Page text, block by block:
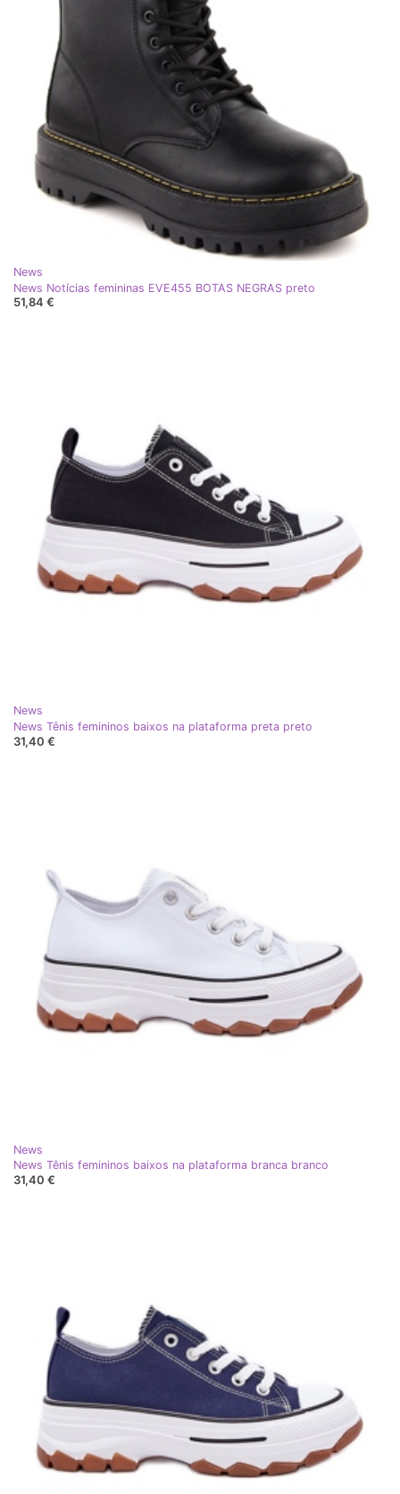
News
News Notícias femininas EVE455 BOTAS NEGRAS preto
51,84 €
News
News Tênis femininos baixos na plataforma preta preto
31,40 €
News
News Tênis femininos baixos na plataforma branca branco
31,40 €